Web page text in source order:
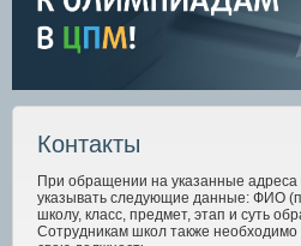
Контакты
При обращении на указанные адреса
указывать следующие данные: ФИО
школу, класс, предмет, этап и суть
Сотрудникам школ также необходимо